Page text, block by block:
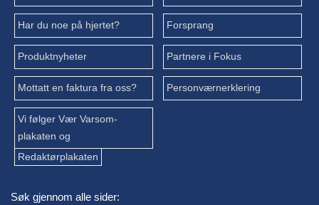
Har du noe på hjertet? Forsprang
Produktnyheter Partnere i Fokus
Mottatt en faktura fra oss? Personværnerklering
Vi følger Vær Varsom-
plakaten og
Redaktørplakaten
Søk gjennom alle sider: